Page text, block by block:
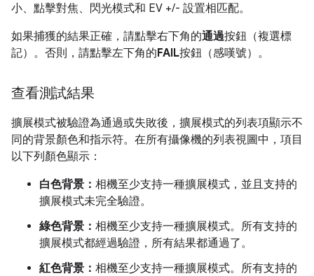
小、點擊對焦、閃光模式和 EV +/- 設置相匹配。
如果捕獲的結果正確，請點擊右下角的通過按鈕（複選標
記）。否則，請點擊左下角的FAIL按鈕（感嘆號）。
查看測試結果
擴展模式被驗證為通過或失敗後，擴展模式的列表項顯示不
同的背景顏色和指示符。在所有攝像機的列表視圖中，項目
以下列顏色顯示：
白色背景： 相機至少支持一種擴展模式，並且支持的
擴展模式未完全驗證。
綠色背景： 相機至少支持一種擴展模式。所有支持的
擴展模式都經過驗證，所有結果都通過了。
紅色背景： 相機至少支持一種擴展模式。所有支持的